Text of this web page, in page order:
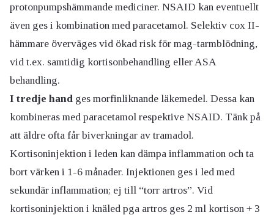
protonpumpshämmande mediciner. NSAID kan eventuellt
även ges i kombination med paracetamol. Selektiv cox II-
hämmare överväges vid ökad risk för mag-tarmblödning,
vid t.ex. samtidig kortisonbehandling eller ASA
behandling.
I tredje hand ges morfinliknande läkemedel. Dessa kan
kombineras med paracetamol respektive NSAID. Tänk på
att äldre ofta får biverkningar av tramadol.
Kortisoninjektion i leden kan dämpa inflammation och ta
bort värken i 1-6 månader. Injektionen ges i led med
sekundär inflammation; ej till “torr artros”. Vid
kortisoninjektion i knäled pga artros ges 2 ml kortison + 3